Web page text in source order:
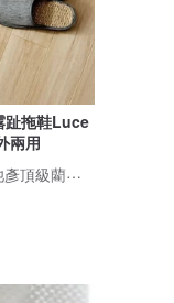
趾拖鞋Luce
兩用
IKEHIKO專賣店｜日本池彥頂級藺草製品｜讓生活與自然更靠近